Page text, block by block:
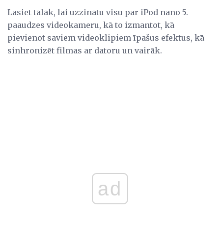
Lasiet tālāk, lai uzzinātu visu par iPod nano 5.
paaudzes videokameru, kā to izmantot, kā
pievienot saviem videoklipiem īpašus efektus, kā
sinhronizēt filmas ar datoru un vairāk.
ad